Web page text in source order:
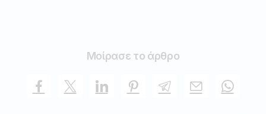
Μοίρασε το άρθρο